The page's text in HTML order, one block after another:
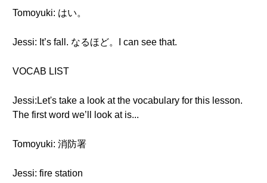
Tomoyuki: はい。
Jessi: It’s fall. なるほど。I can see that.
VOCAB LIST
Jessi:Let's take a look at the vocabulary for this lesson.
The first word we’ll look at is...
Tomoyuki: 消防署
Jessi: fire station